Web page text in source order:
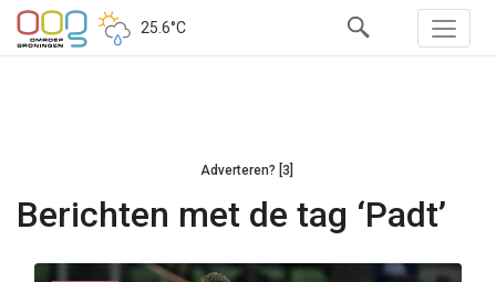
25.6°C
Adverteren? [3]
Berichten met de tag ‘Padt’